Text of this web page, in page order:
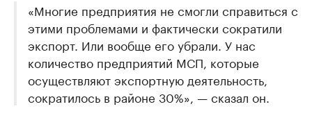
«Многие предприятия не смогли справиться с
этими проблемами и фактически сократили
экспорт. Или вообще его убрали. У нас
количество предприятий МСП, которые
осуществляют экспортную деятельность,
сократилось в районе 30%», — сказал он.